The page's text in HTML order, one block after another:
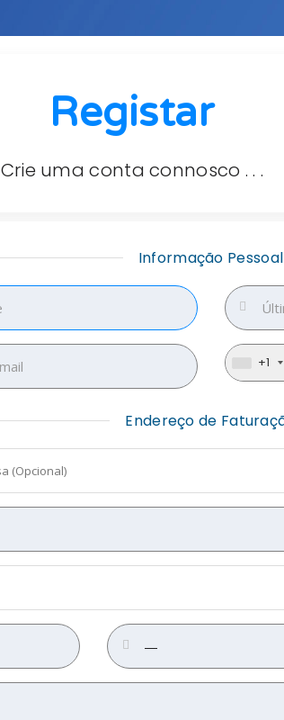
Registar
Crie uma conta connosco . . .
Informação Pessoal
+1
Endereço de